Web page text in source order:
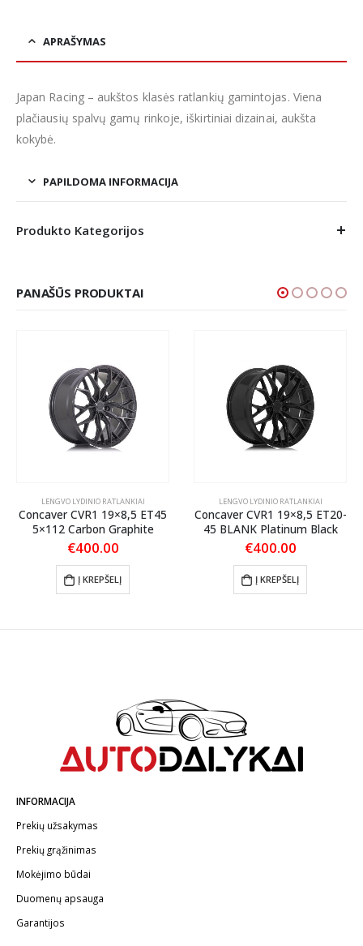
APRAŠYMAS
Japan Racing – aukštos klasės ratlankių gamintojas. Viena
plačiausių spalvų gamų rinkoje, iškirtiniai dizainai, aukšta
kokybė.
PAPILDOMA INFORMACIJA
Produkto Kategorijos
PANAŠŪS PRODUKTAI
LENGVO LYDINIO RATLANKIAI
Concaver CVR1 19×8,5 ET45
5×112 Carbon Graphite
€400.00
Į KREPŠELĮ
LENGVO LYDINIO RATLANKIAI
Concaver CVR1 19×8,5 ET20-
45 BLANK Platinum Black
€400.00
Į KREPŠELĮ
INFORMACIJA
Prekių užsakymas
Prekių grąžinimas
Mokėjimo būdai
Duomenų apsauga
Garantijos